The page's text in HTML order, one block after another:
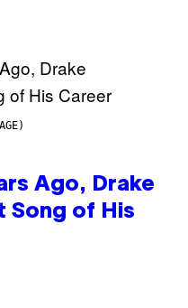
Ago, Drake
Song of His